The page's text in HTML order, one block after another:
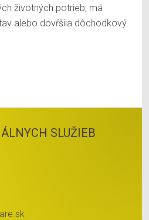
životných potrieb, má
alebo dovŕšila dôchodkový
SLUŽIEB